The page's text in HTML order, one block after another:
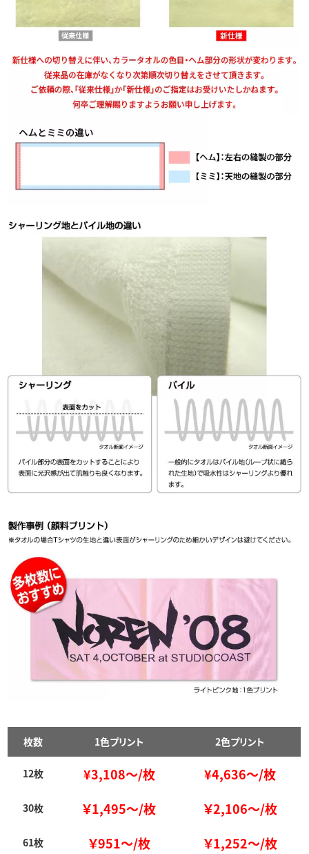
枚数 1色プリント 2色プリント
12枚 ¥3,108～/枚 ¥4,636～/枚
30枚 ￥1,495～/枚 ￥2,106～/枚
61枚 ￥951～/枚 ￥1,252～/枚